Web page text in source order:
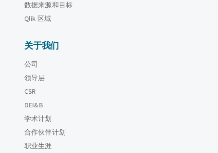
数据来源和目标
Qlik 区域
关于我们
公司
领导层
CSR
DEI&B
学术计划
合作伙伴计划
职业生涯